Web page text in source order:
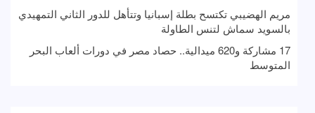
مريم الهضيبي تكتسح بطلة إسبانيا وتتأهل للدور الثاني التمهيدي
بالسويد سماش لتنس الطاولة
17 مشاركة و620 ميدالية.. حصاد مصر في دورات ألعاب البحر
المتوسط